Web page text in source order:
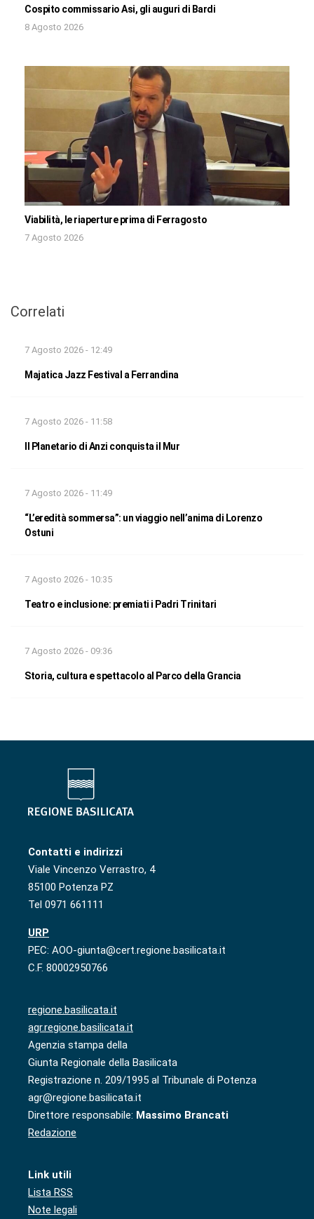
Cospito commissario Asi, gli auguri di Bardi
8 Agosto 2026
Viabilità, le riaperture prima di Ferragosto
7 Agosto 2026
Correlati
7 Agosto 2026 - 12:49
Majatica Jazz Festival a Ferrandina
7 Agosto 2026 - 11:58
Il Planetario di Anzi conquista il Mur
7 Agosto 2026 - 11:49
“L’eredità sommersa”: un viaggio nell’anima di Lorenzo
Ostuni
7 Agosto 2026 - 10:35
Teatro e inclusione: premiati i Padri Trinitari
7 Agosto 2026 - 09:36
Storia, cultura e spettacolo al Parco della Grancia
Contatti e indirizzi
Viale Vincenzo Verrastro, 4
85100 Potenza PZ
Tel 0971 661111
URP
PEC: AOO-giunta@cert.regione.basilicata.it
C.F. 80002950766
regione.basilicata.it
agr.regione.basilicata.it
Agenzia stampa della
Giunta Regionale della Basilicata
Registrazione n. 209/1995 al Tribunale di Potenza
agr@regione.basilicata.it
Direttore responsabile: Massimo Brancati
Redazione
Link utili
Lista RSS
Note legali